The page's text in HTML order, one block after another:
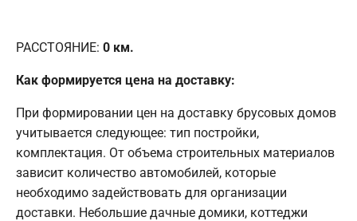
РАССТОЯНИЕ: 0 км.
Как формируется цена на доставку:
При формировании цен на доставку брусовых домов
учитывается следующее: тип постройки,
комплектация. От объема строительных материалов
зависит количество автомобилей, которые
необходимо задействовать для организации
доставки. Небольшие дачные домики, коттеджи